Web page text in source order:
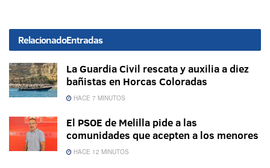
RelacionadoEntradas
La Guardia Civil rescata y auxilia a diez
bañistas en Horcas Coloradas
HACE 7 MINUTOS
El PSOE de Melilla pide a las
comunidades que acepten a los menores
HACE 12 MINUTOS